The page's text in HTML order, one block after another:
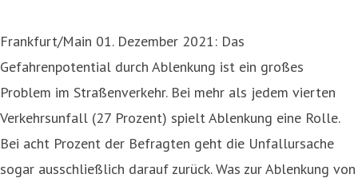
Frankfurt/Main 01. Dezember 2021: Das
Gefahrenpotential durch Ablenkung ist ein großes
Problem im Straßenverkehr. Bei mehr als jedem vierten
Verkehrsunfall (27 Prozent) spielt Ablenkung eine Rolle.
Bei acht Prozent der Befragten geht die Unfallursache
sogar ausschließlich darauf zurück. Was zur Ablenkung von